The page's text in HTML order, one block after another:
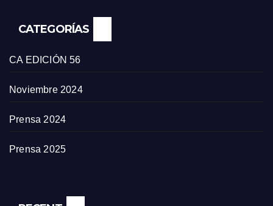
CATEGORÍAS
CA EDICIÓN 56
Noviembre 2024
Prensa 2024
Prensa 2025